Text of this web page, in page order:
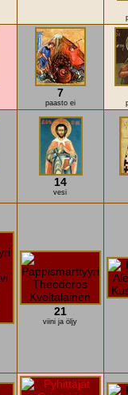
7
paasto ei
14
vesi
21
viini ja öljy